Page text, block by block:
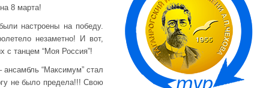
8 марта!
настроены на победу.
незаметно! И вот,
с танцем “Моя Россия”!
“Максимум” стал
не было предела!!! Свою